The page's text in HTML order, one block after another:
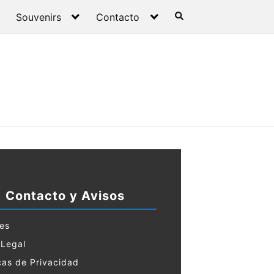
Souvenirs Contacto
Contacto y Avisos
de Privacidad